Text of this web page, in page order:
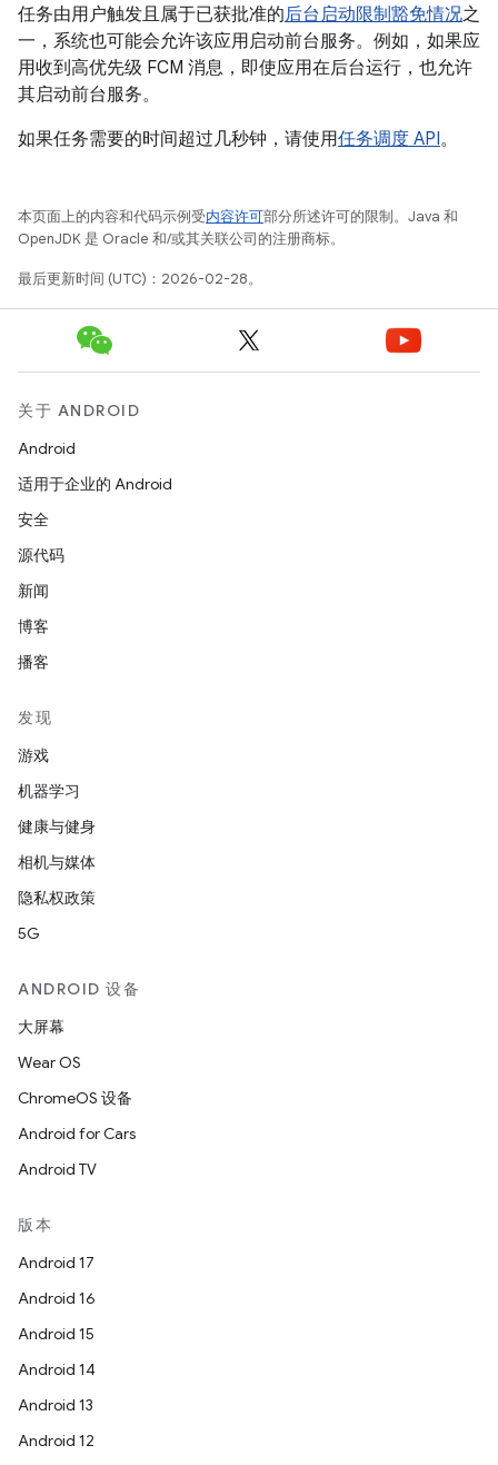
任务由用户触发且属于已获批准的后台启动限制豁免情况之
一，系统也可能会允许该应用启动前台服务。例如，如果应
用收到高优先级 FCM 消息，即使应用在后台运行，也允许
其启动前台服务。
如果任务需要的时间超过几秒钟，请使用任务调度 API。
本页面上的内容和代码示例受内容许可部分所述许可的限制。Java 和
OpenJDK 是 Oracle 和/或其关联公司的注册商标。
最后更新时间 (UTC)：2026-02-28。
关于 ANDROID
Android
适用于企业的 Android
安全
源代码
新闻
博客
播客
发现
游戏
机器学习
健康与健身
相机与媒体
隐私权政策
5G
ANDROID 设备
大屏幕
Wear OS
ChromeOS 设备
Android for Cars
Android TV
版本
Android 17
Android 16
Android 15
Android 14
Android 13
Android 12